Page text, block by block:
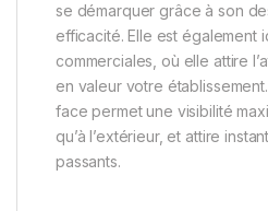
se démarquer grâce à son
efficacité. Elle est également
commerciales, où elle attire
en valeur votre
face permet une visibilité
qu’à l’extérieur, et attire
passants.